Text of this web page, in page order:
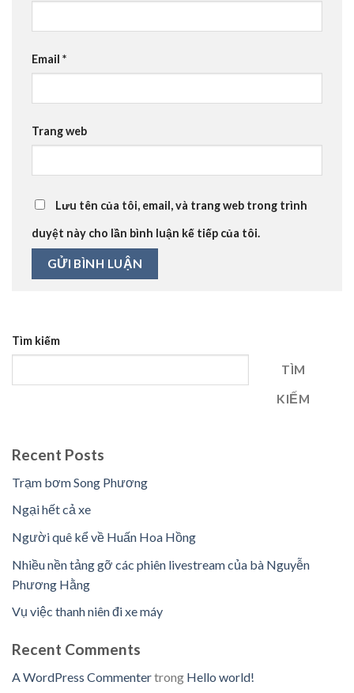
Email *
Trang web
Lưu tên của tôi, email, và trang web trong trình
duyệt này cho lần bình luận kế tiếp của tôi.
Tìm kiếm
TÌM
KIẾM
Recent Posts
Trạm bơm Song Phương
Ngại hết cả xe
Người quê kể về Huấn Hoa Hồng
Nhiều nền tảng gỡ các phiên livestream của bà Nguyễn
Phương Hằng
Vụ việc thanh niên đi xe máy
Recent Comments
A WordPress Commentertrong Hello world!